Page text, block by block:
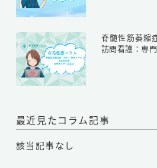
脊髄性筋萎縮
訪問看護：専
最近見たコラム記事
該当記事なし